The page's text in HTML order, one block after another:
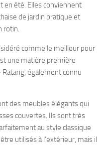
en été. Elles conviennent
de jardin pratique et
rotin.
comme le meilleur pour
une matière première
également connu
des meubles élégants qui
couvertes. Ils sont très
au style classique
utilisés à l’extérieur, mais il